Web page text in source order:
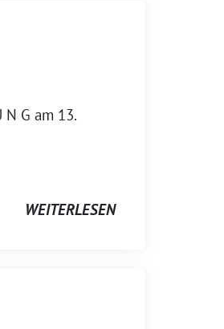
N G am 13.
WEITERLESEN